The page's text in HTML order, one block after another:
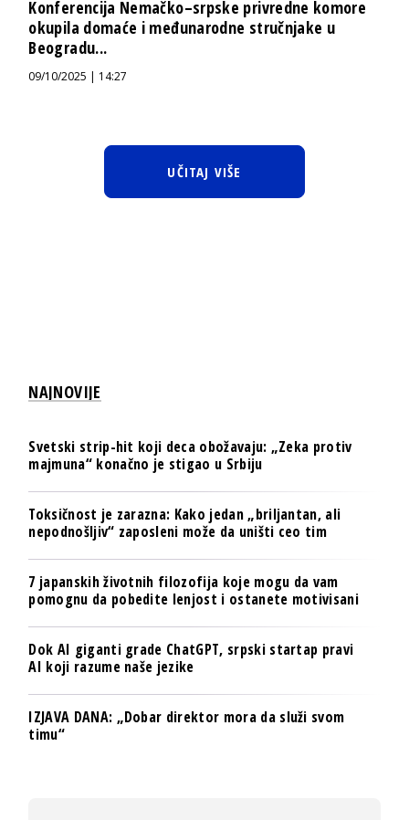
Konferencija Nemačko–srpske privredne komore
okupila domaće i međunarodne stručnjake u
Beogradu...
09/10/2025 | 14:27
UČITAJ VIŠE
NAJNOVIJE
Svetski strip-hit koji deca obožavaju: „Zeka protiv
majmuna“ konačno je stigao u Srbiju
Toksičnost je zarazna: Kako jedan „briljantan, ali
nepodnošljiv“ zaposleni može da uništi ceo tim
7 japanskih životnih filozofija koje mogu da vam
pomognu da pobedite lenjost i ostanete motivisani
Dok AI giganti grade ChatGPT, srpski startap pravi
AI koji razume naše jezike
IZJAVA DANA: „Dobar direktor mora da služi svom
timu“